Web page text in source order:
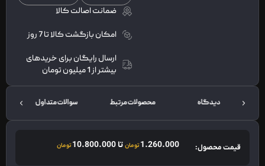
ضمانت اصالت کالا
امکان بازگشت کالا تا 7 روز
ارسال رایگان برای خریدهای
بیشتر از 1 میلیون تومان
دیدگاه محصولات مرتبط سوالات متداول
قیمت محصول: 1.260.000تومانتا10.800.000تومان